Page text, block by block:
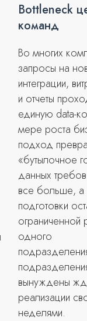
Bottleneck
команд
Во многих
запросы на
интеграции,
и отчеты
единую data-
мере роста
подход
«бутылочное
данных
все больше, а
подготовки
ограниченной
одного
вынуждены
реализации
неделями.